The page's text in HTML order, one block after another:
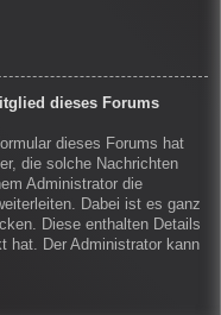
dieses Forums
dieses Forums hat
die solche Nachrichten
Administrator die
Dabei ist es ganz
Diese enthalten Details
hat. Der Administrator kann